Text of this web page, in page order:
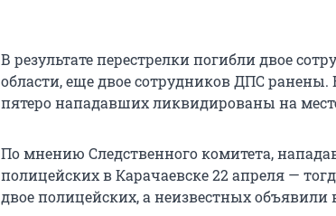
В результате перестрелки погибли двое
области, еще двое сотрудников ДПС ранены.
пятеро нападавших ликвидированы на
По мнению Следственного комитета,
полицейских в Карачаевске 22 апреля —
двое полицейских, а неизвестных объявили